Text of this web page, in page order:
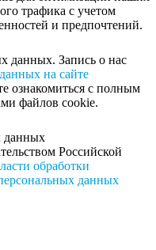
трафика с учетом
и предпочтений.
данных. Запись о нас
на сайте
ознакомиться с полным
файлов cookie.
данных
Российской
обработки
данных